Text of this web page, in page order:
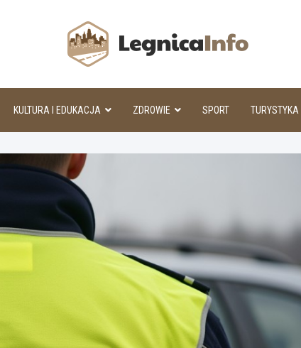
KULTURA I EDUKACJA ZDROWIE SPORT TURYSTYKA